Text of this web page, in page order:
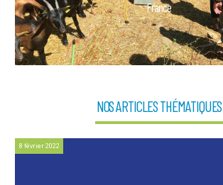
France
NOS ARTICLES THÉMATIQUES
8 février 2022